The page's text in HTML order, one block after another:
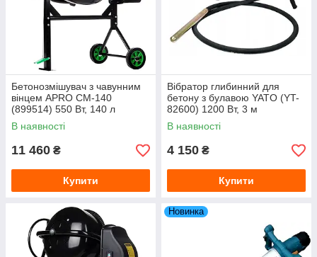
Бетонозмішувач з чавунним
вінцем APRO СМ-140
(899514) 550 Вт, 140 л
В наявності
11 460 ₴
Купити
Вібратор глибинний для
бетону з булавою YATO (YT-
82600) 1200 Вт, 3 м
В наявності
4 150 ₴
Купити
Новинка